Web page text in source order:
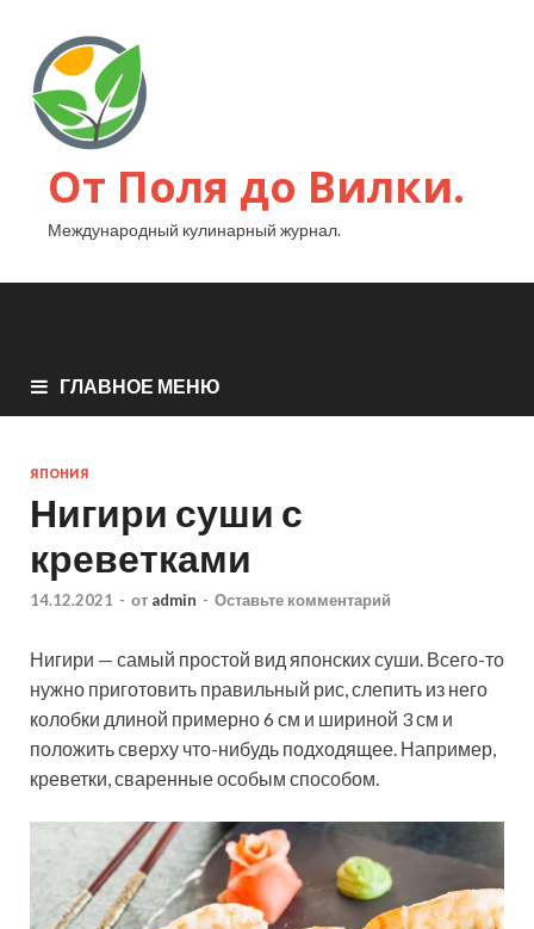
От Поля до Вилки.
Международный кулинарный журнал.
ГЛАВНОЕ МЕНЮ
ЯПОНИЯ
Нигири суши с
креветками
14.12.2021 - от admin - Оставьте комментарий
Нигири — самый простой вид японских суши. Всего-то
нужно приготовить правильный рис, слепить из него
колобки длиной примерно 6 см и шириной 3 см и
положить сверху что-нибудь подходящее. Например,
креветки, сваренные особым способом.